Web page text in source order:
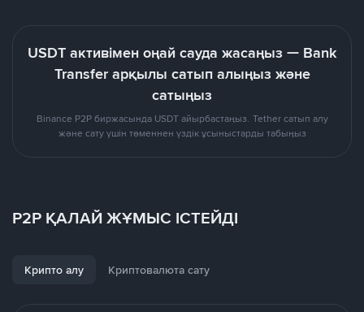
USDT активімен оңай сауда жасаңыз — Bank
Transfer арқылы сатып алыңыз және
сатыңыз
Binance P2P биржасында USDT айырбастаңыз. Tether сатып алу
және сату үшін төменнен үздік ұсыныстарды табыңыз
P2P ҚАЛАЙ ЖҰМЫС ІСТЕЙДІ
Крипто алу Криптовалюта сату